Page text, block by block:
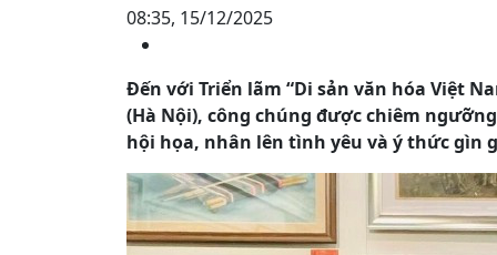
08:35, 15/12/2025
Đến với Triển lãm “Di sản văn hóa Việt
(Hà Nội), công chúng được chiêm
hội họa, nhân lên tình yêu và ý thức gìn